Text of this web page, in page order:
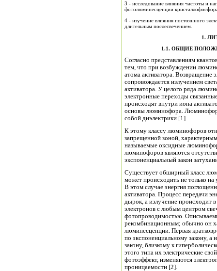
3 - исследование влияния частоты и
фотолюминесценции
4 - изучение влияния постоянного
длительным послесвечением.
1.
1.1. ОБЩИЕ
Согласно представлениям
тем, что при возбуждении
атома активатора. Возвращение
сопровождается излучением света с длиной
активатора. У целого ряда
электронные переходы
происходят внутри иона
основы люминофора. Люминофоры характеристического типа представляют
собой диэлектрики.[1].
К этому классу люминофоров относятся, как правило, люминофоры с широкой
запрещенной зоной,
называемые оксидные
люминофоров являются
экспоненциальный закон
Существует обширный класс
может происходить не только на
В этом случае энергия
активатора. Процесс передачи
дырок, а излучение происходит
электронов с любым центром
фотопроводимостью.
рекомбинационным; обычно он
люминесценции. Первая
по экспоненциальному закону, а
закону, близкому к
этого типа их электрические
фотоэффект, изменяются
проницаемости [2].